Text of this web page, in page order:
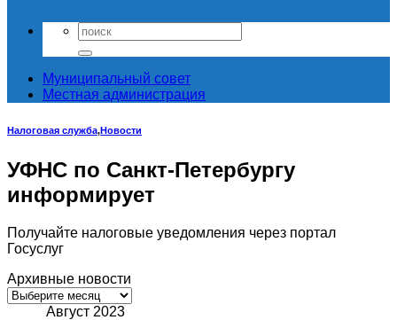
Муниципальный совет
Местная администрация
Налоговая служба,Новости
УФНС по Санкт-Петербургу
информирует
Получайте налоговые уведомления через портал
Госуслуг
Архивные новости
Архивные
новостиАвгуст 2023